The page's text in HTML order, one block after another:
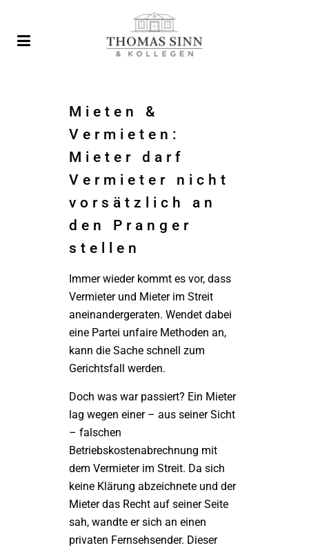
Mieten &
Vermieten:
Mieter darf
Vermieter nicht
vorsätzlich an
den Pranger
stellen
Immer wieder kommt es vor, dass
Vermieter und Mieter im Streit
aneinandergeraten. Wendet dabei
eine Partei unfaire Methoden an,
kann die Sache schnell zum
Gerichtsfall werden.
Doch was war passiert? Ein Mieter
lag wegen einer – aus seiner Sicht
– falschen
Betriebskostenabrechnung mit
dem Vermieter im Streit. Da sich
keine Klärung abzeichnete und der
Mieter das Recht auf seiner Seite
sah, wandte er sich an einen
privaten Fernsehsender. Dieser